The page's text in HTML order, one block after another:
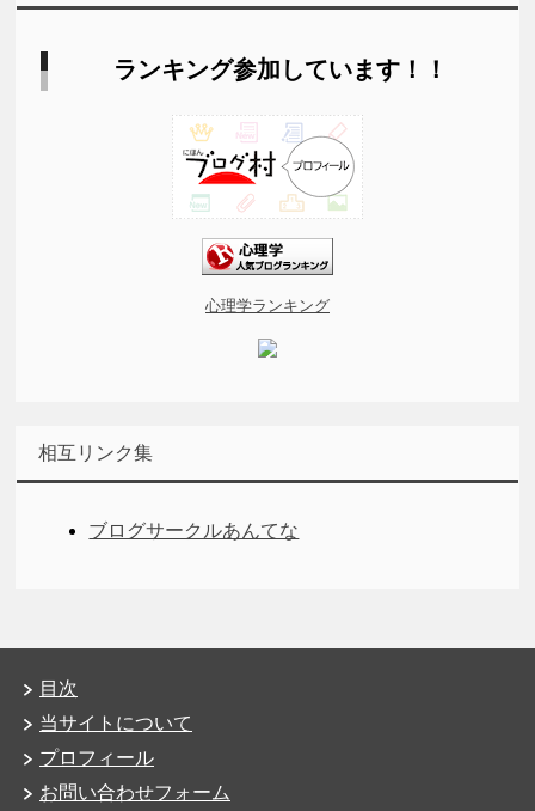
ランキング参加しています！！
心理学ランキング
相互リンク集
ブログサークルあんてな
目次
当サイトについて
プロフィール
お問い合わせフォーム